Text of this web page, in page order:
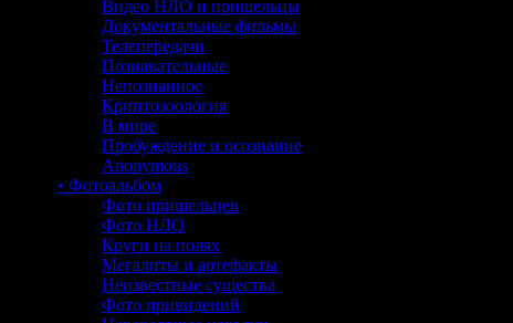
Видео НЛО и пришельцы
Документальные фильмы
Телепередачи
Познавательные
Непознанное
Криптозоология
В мире
Пробуждение и осознание
Anonymous
• Фотоальбом
Фото пришельцев
Фото НЛО
Круги на полях
Мегалиты и артефакты
Неизвестные существа
Фото привидений